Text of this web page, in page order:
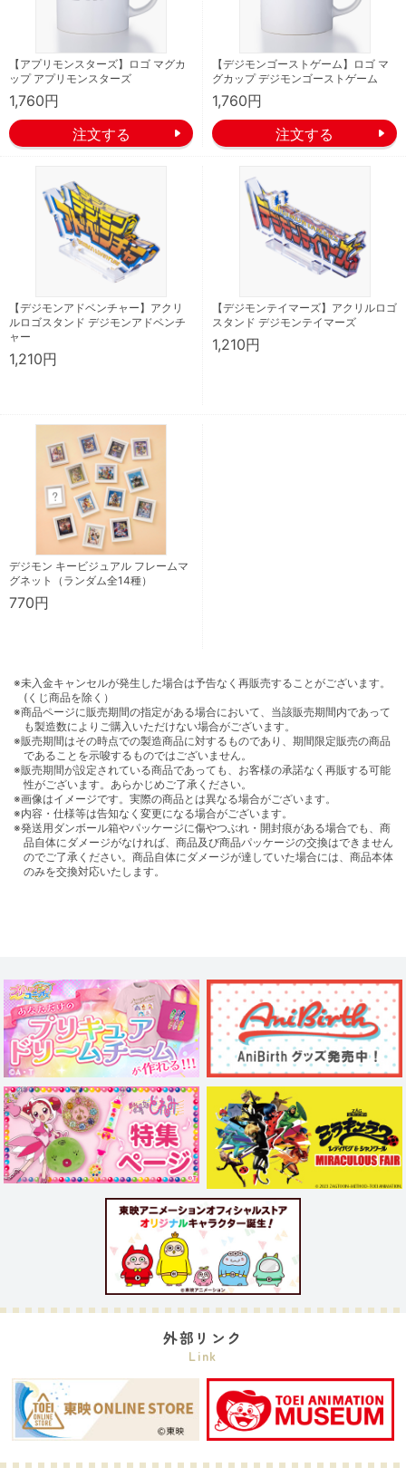
【アプリモンスターズ】ロゴ マグカ
ップ アプリモンスターズ
1,760円
【デジモンゴーストゲーム】ロゴ マ
グカップ デジモンゴーストゲーム
1,760円
【デジモンアドベンチャー】アクリ
ルロゴスタンド デジモンアドベンチ
ャー
1,210円
【デジモンテイマーズ】アクリルロゴ
スタンド デジモンテイマーズ
1,210円
デジモン キービジュアル フレームマ
グネット（ランダム全14種）
770円
※未入金キャンセルが発生した場合は予告なく再販売することがございます。
(くじ商品を除く）
※商品ページに販売期間の指定がある場合において、当該販売期間内であって
も製造数によりご購入いただけない場合がございます。
※販売期間はその時点での製造商品に対するものであり、期間限定販売の商品
であることを示唆するものではございません。
※販売期間が設定されている商品であっても、お客様の承諾なく再販する可能
性がございます。あらかじめご了承ください。
※画像はイメージです。実際の商品とは異なる場合がございます。
※内容・仕様等は告知なく変更になる場合がございます。
※発送用ダンボール箱やパッケージに傷やつぶれ・開封痕がある場合でも、商
品自体にダメージがなければ、商品及び商品パッケージの交換はできません
のでご了承ください。商品自体にダメージが達していた場合には、商品本体
のみを交換対応いたします。
外部リンク
Link